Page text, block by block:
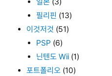
일본 (3)
필리핀 (13)
이것저것 (51)
PSP (6)
닌텐도 Wii (1)
포트폴리오 (10)